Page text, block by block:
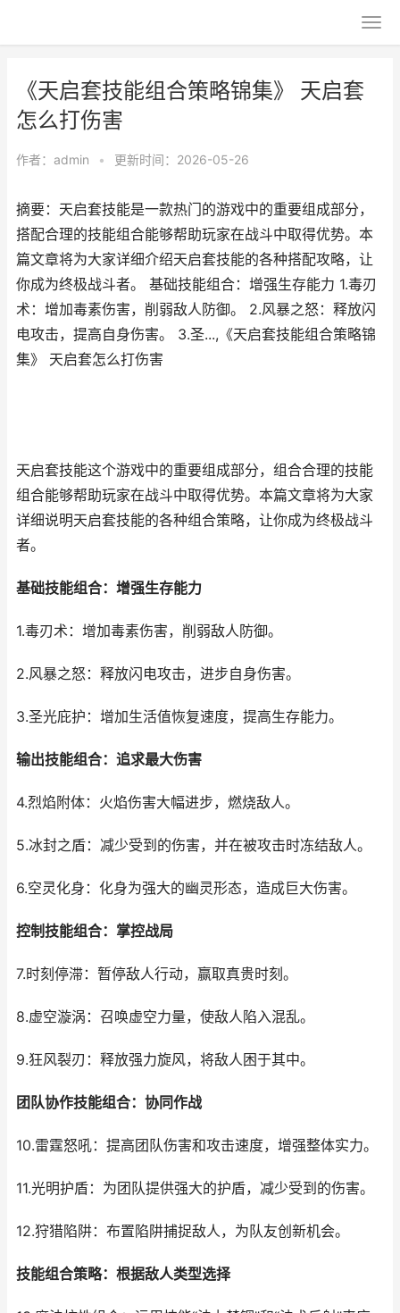
《天启套技能组合策略锦集》 天启套
怎么打伤害
作者： admin • 更新时间：2026-05-26
摘要：天启套技能是一款热门的游戏中的重要组成部分，
搭配合理的技能组合能够帮助玩家在战斗中取得优势。本
篇文章将为大家详细介绍天启套技能的各种搭配攻略，让
你成为终极战斗者。 基础技能组合：增强生存能力 1.毒刃
术：增加毒素伤害，削弱敌人防御。 2.风暴之怒：释放闪
电攻击，提高自身伤害。 3.圣...,《天启套技能组合策略锦
集》 天启套怎么打伤害
天启套技能这个游戏中的重要组成部分，组合合理的技能
组合能够帮助玩家在战斗中取得优势。本篇文章将为大家
详细说明天启套技能的各种组合策略，让你成为终极战斗
者。
基础技能组合：增强生存能力
1.毒刃术：增加毒素伤害，削弱敌人防御。
2.风暴之怒：释放闪电攻击，进步自身伤害。
3.圣光庇护：增加生活值恢复速度，提高生存能力。
输出技能组合：追求最大伤害
4.烈焰附体：火焰伤害大幅进步，燃烧敌人。
5.冰封之盾：减少受到的伤害，并在被攻击时冻结敌人。
6.空灵化身：化身为强大的幽灵形态，造成巨大伤害。
控制技能组合：掌控战局
7.时刻停滞：暂停敌人行动，赢取真贵时刻。
8.虚空漩涡：召唤虚空力量，使敌人陷入混乱。
9.狂风裂刃：释放强力旋风，将敌人困于其中。
团队协作技能组合：协同作战
10.雷霆怒吼：提高团队伤害和攻击速度，增强整体实力。
11.光明护盾：为团队提供强大的护盾，减少受到的伤害。
12.狩猎陷阱：布置陷阱捕捉敌人，为队友创新机会。
技能组合策略：根据敌人类型选择